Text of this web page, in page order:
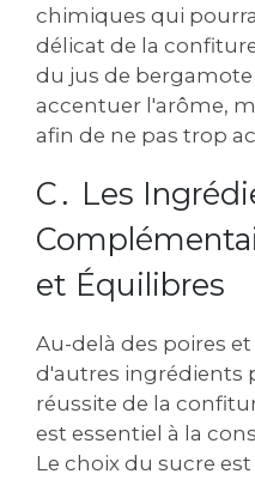
chimiques qui
délicat de la
du jus de
accentuer l'arôme,
afin de ne pas trop
C․ Les
et Équilibres
Au-delà des poires
d'autres ingrédients
réussite de la
est essentiel à la
Le choix du sucre